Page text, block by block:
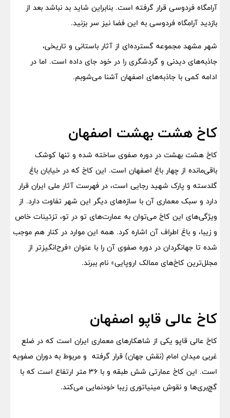
آرامگاه فردوسی قرار گرفته است. بنابراین شاید بد نباشد بعد از
بازدید آرامگاه فردوسی به این فضا نیز سر بزنید.
شهر مشهد مجموعه گسترده‌ای از آثار باستانی و تاریخی،
جاذبه‌های دیدنی و گردشگری را در خود جای داده است. اما در
ادامه کمی با جاذبه‌های اصفهان آشنا می‌شوبم.
کاخ هشت بهشت اصفهان
کاخ هشت بهشت در دوره صفوی ساخته شده و تنها کوشک
باقی‌مانده از چهار باغ اصفهان است. این کاخ که در خیابان باغ
گلدسته و پارک شهید رجایی است، در فهرست آثار ملی ایران قرار
دارد و سبک معماری آن با سازه‌های دیگر این شهر تفاوت دارد. از
ویژگی‌های این کاخ می‌توان به عمارت‌های تو در تو، تزئینات خاص
و زیبا، و باغ اطراف آن اشاره کرد. همه این موارد در کنار هم موجب
شده تا جهانگردان در دوره صفوی آن را با عنوان «فرح‌انگیزتر از
مجلل‌ترین کاخ‌های ممالک اروپایی» نام ببرند.
کاخ عالی قاپو اصفهان
کاخ عالی قاپو یکی از شاهکارهای معماری ایران است که در ضلع
غربی میدان امام (نقش جهان) قرار گرفته و مربوط به دوران صفویه
است. این کاخ عمارتی شش طبقه‌ و با ۳۶ متر ارتفاع است که با
گچ‌بری‌ها و نقوش مینیاتوری زیبا خودنمایی می‌کند.